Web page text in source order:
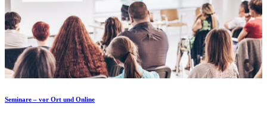
Seminare – vor Ort und Online